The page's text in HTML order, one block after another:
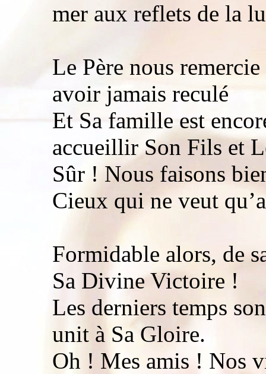
mer aux reflets de la
Le Père nous
avoir jamais reculé
Et Sa famille est
accueillir Son Fils et
Sûr ! Nous faisons
Cieux qui ne veut
Formidable alors, de
Sa Divine Victoire !
Les derniers temps
unit à Sa Gloire.
Oh ! Mes amis ! Nos